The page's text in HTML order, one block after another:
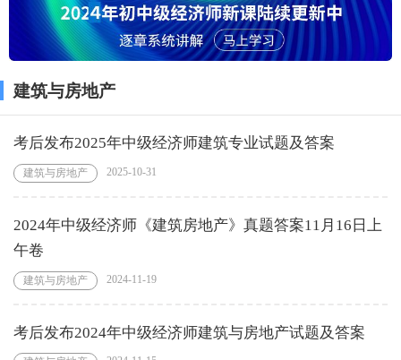
建筑与房地产
考后发布2025年中级经济师建筑专业试题及答案
建筑与房地产 2025-10-31
2024年中级经济师《建筑房地产》真题答案11月16日上
午卷
建筑与房地产 2024-11-19
考后发布2024年中级经济师建筑与房地产试题及答案